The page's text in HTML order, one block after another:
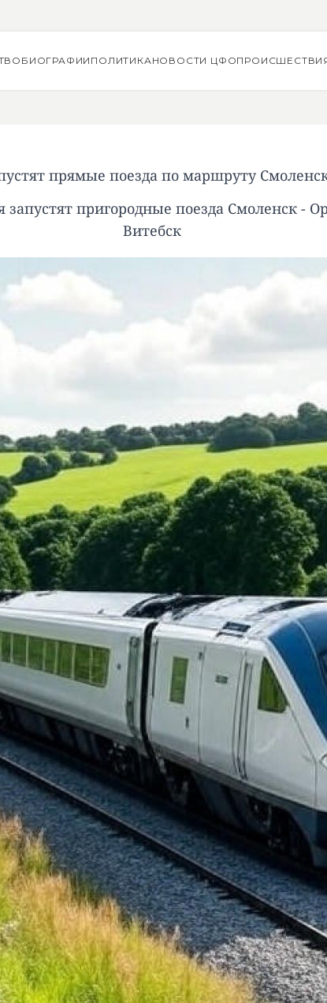
БИОГРАФИИ ПОЛИТИКАНОВОСТИ ЦФО
прямые поезда по маршруту
запустят пригородные поезда Смоленск -
Витебск